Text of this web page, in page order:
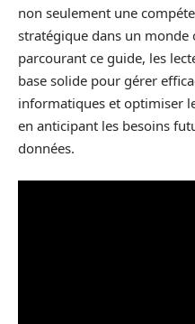
non seulement une
stratégique dans un monde
parcourant ce guide, les
base solide pour gérer
informatiques et optimiser
en anticipant les besoins
données.